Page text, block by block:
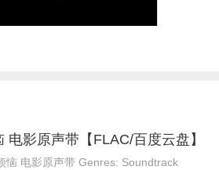
影原声带【FLAC/百度云盘】
恼 电影原声带 Genres: Soundtrack